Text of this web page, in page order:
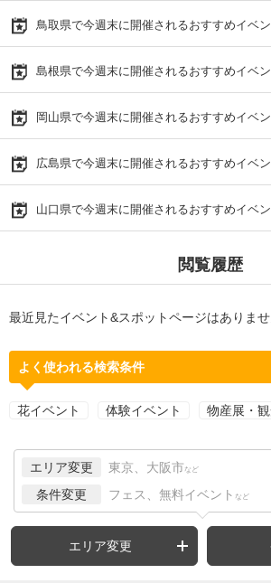
鳥取県で今週末に開催されるおすすめイベ
島根県で今週末に開催されるおすすめイベ
岡山県で今週末に開催されるおすすめイベ
広島県で今週末に開催されるおすすめイベ
山口県で今週末に開催されるおすすめイベ
閲覧履歴
最近見たイベント&スポットページはありませ
よく使われる検索条件
花イベント 体験イベント 物産展・
エリア変更 東京、大阪市 など
条件変更 フェス、無料イベント など
エリア変更